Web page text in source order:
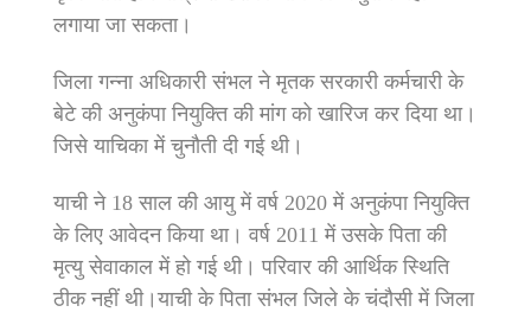
लगाया जा सकता।
जिला गन्ना अधिकारी संभल ने मृतक सरकारी कर्मचारी के
बेटे की अनुकंपा नियुक्ति की मांग को खारिज कर दिया था।
जिसे याचिका में चुनौती दी गई थी।
याची ने 18 साल की आयु में वर्ष 2020 में अनुकंपा नियुक्ति
के लिए आवेदन किया था। वर्ष 2011 में उसके पिता की
मृत्यु सेवाकाल में हो गई थी। परिवार की आर्थिक स्थिति
ठीक नहीं थी।याची के पिता संभल जिले के चंदौसी में जिला